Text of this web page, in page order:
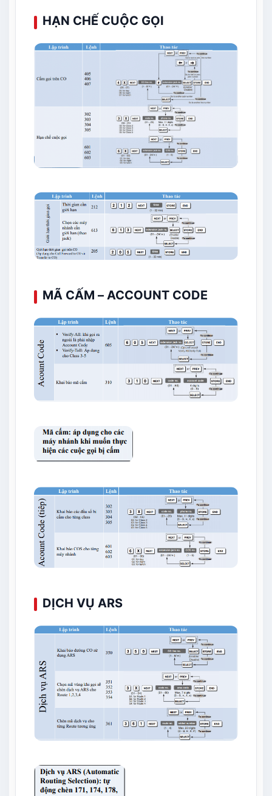
HẠN CHẾ CUỘC GỌI
MÃ CẤM – ACCOUNT CODE
DỊCH VỤ ARS